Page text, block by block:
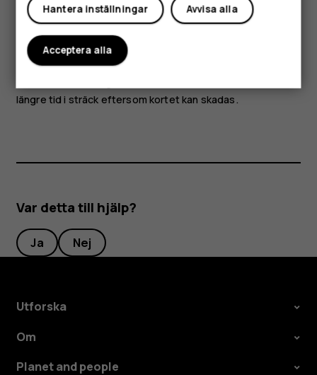
godkänts för användning med denna enhet via
ljudkontakten.
Delar av enheten är magnetiska. Enheten kan dra till sig
material som innehåller metall. Placera inte kreditkort och
längre tid i sträck eftersom kortet kan skadas.
Var detta till hjälp?
Ja Nej
Utforska
Om
Planet and people
Avvisa alla
Hantera inställningar
Acceptera alla